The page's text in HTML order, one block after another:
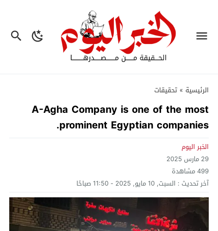
الرئيسية » تحقيقات
A-Agha Company is one of the most
prominent Egyptian companies.
الخبر اليوم
29 مارس 2025
499مشاهدة
آخر تحديث : السبت, 10 مايو, 2025 - 11:50 صباحًا